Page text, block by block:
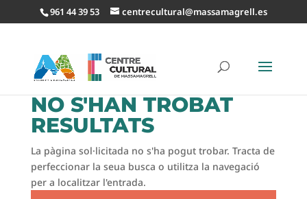
961 44 39 53 centrecultural@massamagrell.es
NO S'HAN TROBAT
RESULTATS
La pàgina sol·licitada no s'ha pogut trobar. Tracta de
perfeccionar la seua busca o utilitza la navegació
per a localitzar l'entrada.